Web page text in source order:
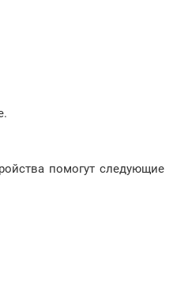
помогут следующие